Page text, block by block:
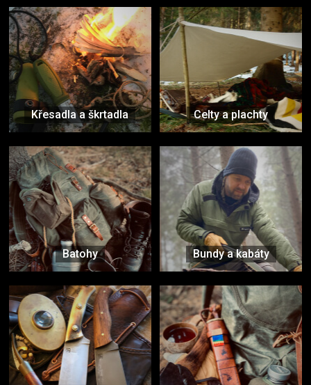
Křesadla a škrtadla Celty a plachty
Batohy Bundy a kabáty